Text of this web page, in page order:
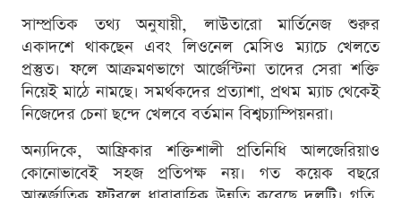
সাম্প্রতিক তথ্য অনুযায়ী, লাউতারো মার্তিনেজ শুরুর
একাদশে থাকছেন এবং লিওনেল মেসিও ম্যাচে খেলতে
প্রস্তুত। ফলে আক্রমণভাগে আর্জেন্টিনা তাদের সেরা শক্তি
নিয়েই মাঠে নামছে। সমর্থকদের প্রত্যাশা, প্রথম ম্যাচ থেকেই
নিজেদের চেনা ছন্দে খেলবে বর্তমান বিশ্বচ্যাম্পিয়নরা।
অন্যদিকে, আফ্রিকার শক্তিশালী প্রতিনিধি আলজেরিয়াও
কোনোভাবেই সহজ প্রতিপক্ষ নয়। গত কয়েক বছরে